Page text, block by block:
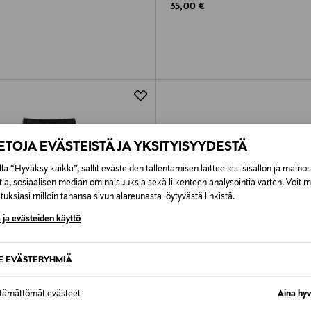
EVÄSTEISTÄ JA YKSITYISYYDESTÄ
“Hyväksy kaikki”, sallit evästeiden tallentamisen laitteellesi sisällön ja
sosiaalisen median ominaisuuksia sekä liikenteen analysointia varten. Voit
milloin tahansa sivun alareunasta löytyvästä linkistä.
ja evästeiden käyttö
EVÄSTERYHMIÄ
evästeet Aina
Original Price
35,00 €